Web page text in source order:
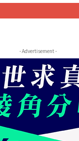
- Advertisement -